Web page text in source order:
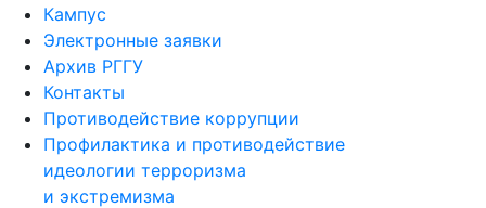
Кампус
Электронные заявки
Архив РГГУ
Контакты
Противодействие коррупции
Профилактика и противодействие
идеологии терроризма
и экстремизма